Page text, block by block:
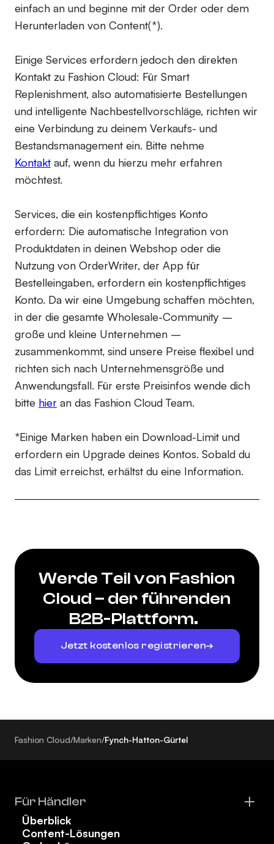
einfach an und beginne mit der Order oder dem
Herunterladen von Content(*).
Einige Services erfordern jedoch den direkten
Kontakt zu Fashion Cloud: Für Smart
Replenishment, also automatisierte Bestellungen
und intelligente Nachbestellvorschläge, richten wir
eine Verbindung zu deinem Verkaufs- und
Bestandsmanagement ein. Bitte nehme
Kontakt auf, wenn du hierzu mehr erfahren
möchtest.
Services, die ein kostenpflichtiges Konto
erfordern: Die automatische Integration von
Produktdaten in deinen Webshop oder die
Nutzung von OrderWriter, der App für
Bestelleingaben, erfordern ein kostenpflichtiges
Konto. Da wir eine Umgebung schaffen möchten,
in der die gesamte Wholesale-Community –
große und kleine Unternehmen –
zusammenkommt, sind unsere Preise flexibel und
richten sich nach Unternehmensgröße und
Anwendungsfall. Für erste Preisinfos wende dich
bitte hier an das Fashion Cloud Team.
*Einige Marken haben ein Download-Limit und
erfordern ein Upgrade deines Kontos. Sobald du
das Limit erreichst, erhältst du eine Information.
Werde Teil von Fashion
Cloud – der führenden
B2B-Plattform.
Jetzt kostenlos registrieren
Fashion Cloud/Marken/Fynch-Hatton-Gürtel
Für Händler
Überblick
Content-Lösungen